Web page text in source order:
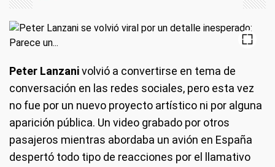
Peter Lanzanivolvió a convertirse en tema de
conversación en las redes sociales, pero esta vez
no fue por un nuevo proyecto artístico ni por alguna
aparición pública. Un video grabado por otros
pasajeros mientras abordaba un avión en España
despertó todo tipo de reacciones por el llamativo